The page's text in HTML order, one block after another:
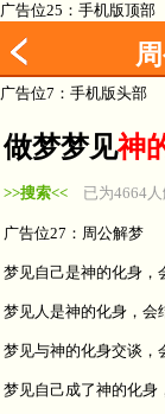
广告位25：手机版顶部
广告位7：手机版头部
做梦梦见神
>>搜索<< 已为4664
广告位27：周公解梦
梦见自己是神的化身，
梦见人是神的化身，会
梦见与神的化身交谈，
梦见自己成了神的化身